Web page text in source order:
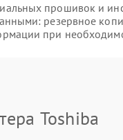
прошивок и
резервное
при
Toshiba